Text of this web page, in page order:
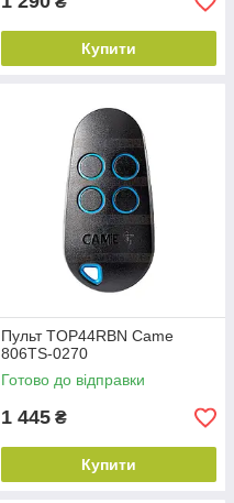
Купити
Пульт TOP44RBN Came
806TS-0270
Готово до відправки
1 445 ₴
Купити